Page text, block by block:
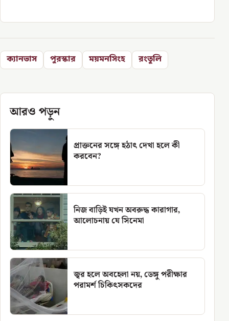
ক্যানভাস পুরস্কার ময়মনসিংহ রংতুলি
আরও পড়ুন
প্রাক্তনের সঙ্গে হঠাৎ দেখা হলে কী
করবেন?
নিজ বাড়িই যখন অবরুদ্ধ কারাগার,
আলোচনায় যে সিনেমা
জ্বর হলে অবহেলা নয়, ডেঙ্গু পরীক্ষার
পরামর্শ চিকিৎসকদের